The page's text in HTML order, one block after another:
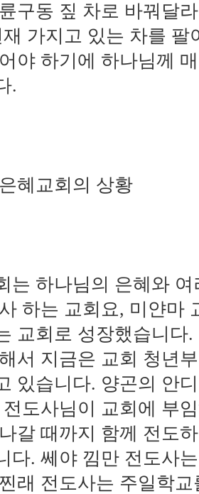
구동 짚 차로 바꿔달
가지고 있는 차를 팔
야 하기에 하나님께
.
혜교회의 상황
는 하나님의 은혜와
하는 교회요, 미얀마
교회로 성장했습니다
서 지금은 교회 청년
있습니다. 양곤의 안
도사님이 교회에 부
갈 때까지 함께 전도
다. 쎄야 낌만 전도사
래 전도사는 주일학